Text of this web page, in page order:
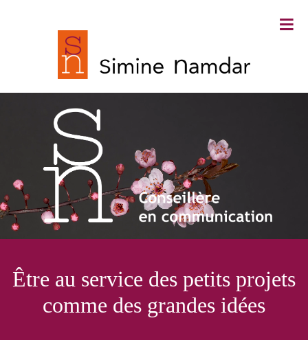
Simine Namdar ∙ Conseillère en
communication
Être au service des petits projets
comme des grandes idées
≡